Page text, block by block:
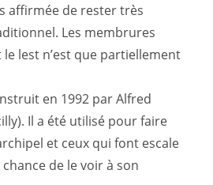
affirmée de rester très
Les membrures
lest n’est que partiellement
en 1992 par Alfred
Il a été utilisé pour faire
et ceux qui font escale
de le voir à son